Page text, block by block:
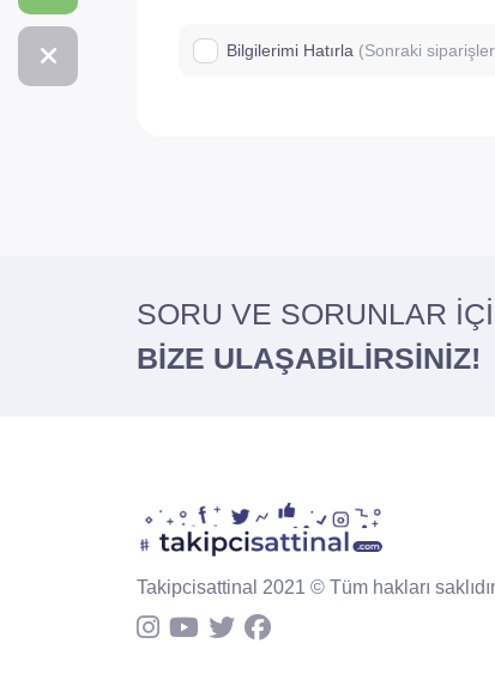
Bilgilerimi Hatırla (Sonraki
SORU VE SORUNLAR
BİZE ULAŞABİLİRSİNİZ!
Takipcisattinal 2021 © Tüm hakları